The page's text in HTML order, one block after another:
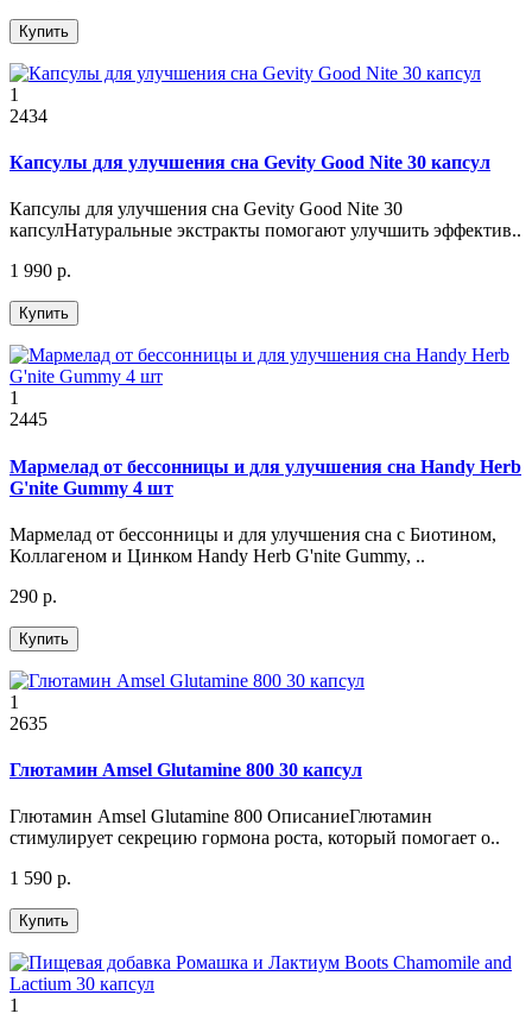
Купить
1
2434
Капсулы для улучшения сна Gevity Good Nite 30 капсул
Капсулы для улучшения сна Gevity Good Nite 30
капсулНатуральные экстракты помогают улучшить эффектив..
1 990 р.
Купить
1
2445
Мармелад от бессонницы и для улучшения сна Handy Herb
G'nite Gummy 4 шт
Мармелад от бессонницы и для улучшения сна c Биотином,
Коллагеном и Цинком Handy Herb G'nite Gummy, ..
290 р.
Купить
1
2635
Глютамин Amsel Glutamine 800 30 капсул
Глютамин Amsel Glutamine 800 ОписаниеГлютамин
стимулирует секрецию гормона роста, который помогает о..
1 590 р.
Купить
1